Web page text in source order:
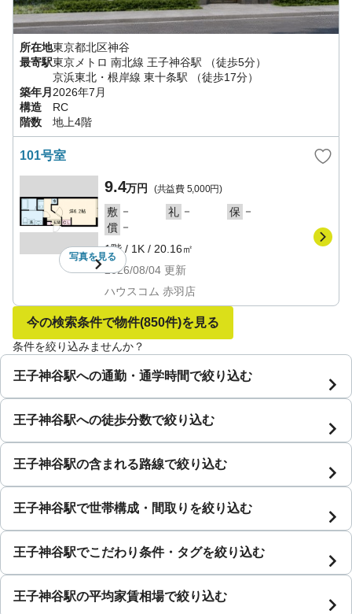
所在地東京都北区神谷
最寄駅東京メトロ 南北線 王子神谷駅
（徒歩5分）
京浜東北・根岸線 東十条駅
（徒歩17分）
築年月 2026年7月
構造
RC
階数
地上4階
101号室
写真を見る
9.4万円 (共益費 5,000円)
敷 － 礼 － 保 －
償 －
1階/ 1K / 20.16㎡
2026/08/04 更新
ハウスコム 赤羽店
今の検索条件で物件(850件)を見る
条件を絞り込みませんか？
王子神谷駅への通勤・通学時間で絞り込む
王子神谷駅への徒歩分数で絞り込む
王子神谷駅の含まれる路線で絞り込む
王子神谷駅で世帯構成・間取りを絞り込む
王子神谷駅でこだわり条件・タグを絞り込む
王子神谷駅の平均家賃相場で絞り込む